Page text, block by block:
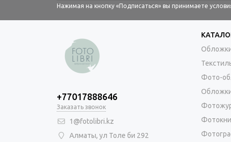
Нажимая на кнопку «Подписаться» вы принимаете
+77017888646
Заказать звонок
1@fotolibri.kz
Алматы, ул Толе би 292
Фото-